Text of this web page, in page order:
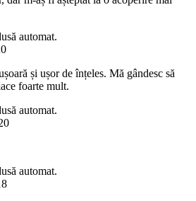
automat.
și ușor de înțeles. Mă gândesc să
foarte mult.
automat.
automat.